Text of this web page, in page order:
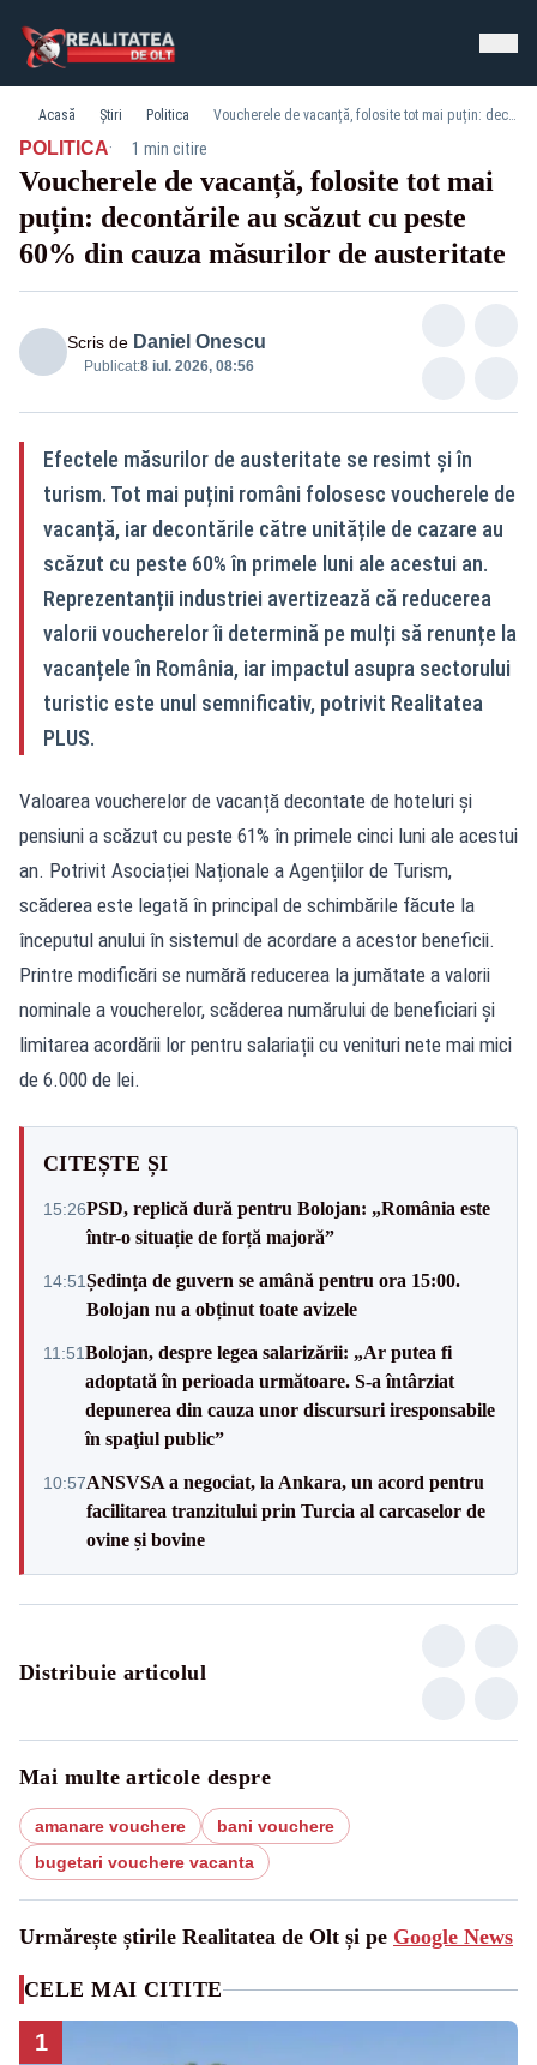
Acasă Știri Politica Voucherele de vacanță, folosite tot mai puțin: decontările au scăzut cu peste 60% din cauza măsurilor de austeritate
POLITICA· 1 min citire
Voucherele de vacanță, folosite tot mai
puțin: decontările au scăzut cu peste
60% din cauza măsurilor de austeritate
Scris de Daniel Onescu
Publicat:8 iul. 2026, 08:56
Efectele măsurilor de austeritate se resimt și în
turism. Tot mai puțini români folosesc voucherele de
vacanță, iar decontările către unitățile de cazare au
scăzut cu peste 60% în primele luni ale acestui an.
Reprezentanții industriei avertizează că reducerea
valorii voucherelor îi determină pe mulți să renunțe la
vacanțele în România, iar impactul asupra sectorului
turistic este unul semnificativ, potrivit Realitatea
PLUS.
Valoarea voucherelor de vacanță decontate de hoteluri și
pensiuni a scăzut cu peste 61% în primele cinci luni ale acestui
an. Potrivit Asociației Naționale a Agențiilor de Turism,
scăderea este legată în principal de schimbările făcute la
începutul anului în sistemul de acordare a acestor beneficii.
Printre modificări se numără reducerea la jumătate a valorii
nominale a voucherelor, scăderea numărului de beneficiari și
limitarea acordării lor pentru salariații cu venituri nete mai mici
de 6.000 de lei.
CITEȘTE ȘI
15:26PSD, replică dură pentru Bolojan: „România este
într-o situație de forță majoră”
14:51Ședința de guvern se amână pentru ora 15:00.
Bolojan nu a obținut toate avizele
11:51Bolojan, despre legea salarizării: „Ar putea fi
adoptată în perioada următoare. S-a întârziat
depunerea din cauza unor discursuri iresponsabile
în spaţiul public”
10:57ANSVSA a negociat, la Ankara, un acord pentru
facilitarea tranzitului prin Turcia al carcaselor de
ovine și bovine
Distribuie articolul
Mai multe articole despre
amanare vouchere
bani vouchere
bugetari vouchere vacanta
Urmărește știrile Realitatea de Olt și pe Google News
CELE MAI CITITE
1